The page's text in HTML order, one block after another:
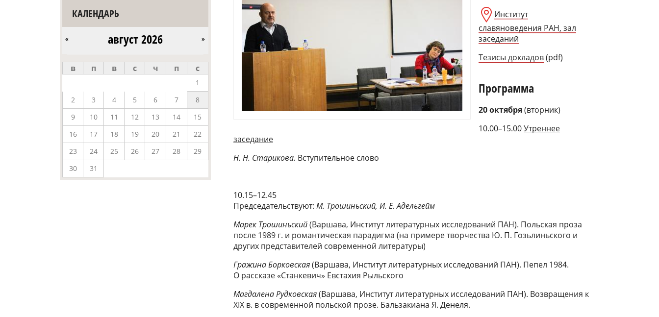
КАЛЕНДАРЬ
август 2026
« »
в п в с ч п с
1
2
3 4 5 6 7
8
9
10 11 12 13 14
15
16
17 18 19 20 21
22
23
24 25 26 27 28
29
30
31
Институт
славяноведения РАН, зал
заседаний
Тезисы докладов(pdf)
Программа
20 октября(вторник)
10.00–15.00Утреннее
заседание
Н. Н. Старикова. Вступительное слово
10.15–12.45
Председательствуют: М. Трошиньский, И. Е. Адельгейм
Марек Трошиньский(Варшава, Институт литературных исследований ПАН). Польская проза
после 1989 г. и романтическая парадигма (на примере творчества Ю. П. Гозьлиньского и
других представителей современной литературы)
Гражина Борковская(Варшава, Институт литературных исследований ПАН). Пепел 1984.
О рассказе «Станкевич» Евстахия Рыльского
Магдалена Рудковская(Варшава, Институт литературных исследований ПАН). Возвращения к
XIX в. в современной польской прозе. Бальзакиана Я. Денеля.